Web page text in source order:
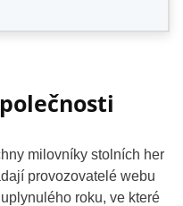
milovníky stolních her
provozovatelé webu
roku, ve které